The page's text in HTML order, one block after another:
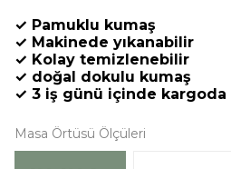
✓ Pamuklu kumaş
✓ Makinede yıkanabilir
✓ Kolay temizlenebilir
✓ doğal dokulu kumaş
✓ 3 iş günü içinde kargoda
Masa Örtüsü Ölçüleri